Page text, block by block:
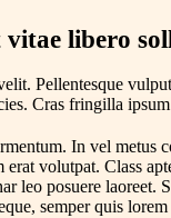
libero
Pellentesque
Cras fringilla
In vel metus
erat volutpat. Class
leo posuere laoreet.
semper quis